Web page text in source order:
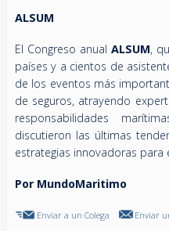
ALSUM
El Congreso anual ALSUM,
países y a cientos de
de los eventos más
de seguros, atrayendo
responsabilidades
discutieron las últimas
estrategias innovadoras
Por MundoMaritimo
Enviar a un Colega Enviar